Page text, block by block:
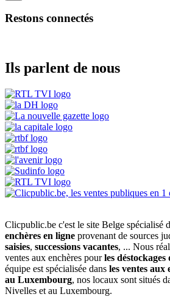
Restons connectés
Ils parlent de nous
Clicpublic.be c'est le site Belge spécialisé
enchères en ligne provenant de sources
saisies, successions vacantes, ... Nous
ventes aux enchères pourles
équipe est spécialisée dans les ventes aux
au Luxembourg, nos locaux sont situés
Nivelles et au Luxembourg.